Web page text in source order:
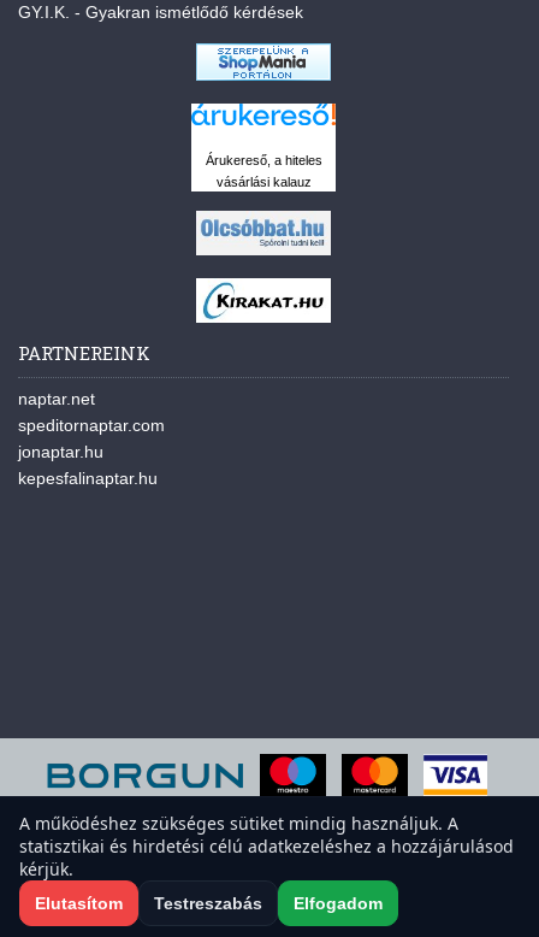
GY.I.K. - Gyakran ismétlődő kérdések
Árukereső, a hiteles
vásárlási kalauz
PARTNEREINK
naptar.net
speditornaptar.com
jonaptar.hu
kepesfalinaptar.hu
Süti-beállítások megnyitása
A működéshez szükséges sütiket mindig használjuk. A
statisztikai és hirdetési célú adatkezeléshez a hozzájárulásod
kérjük.
Elutasítom Testreszabás Elfogadom
A weboldal sütiket használ a felhasználói élmény javítása érdekében.
Elfogadod a sütiket?
Elfogadom Elutasítom